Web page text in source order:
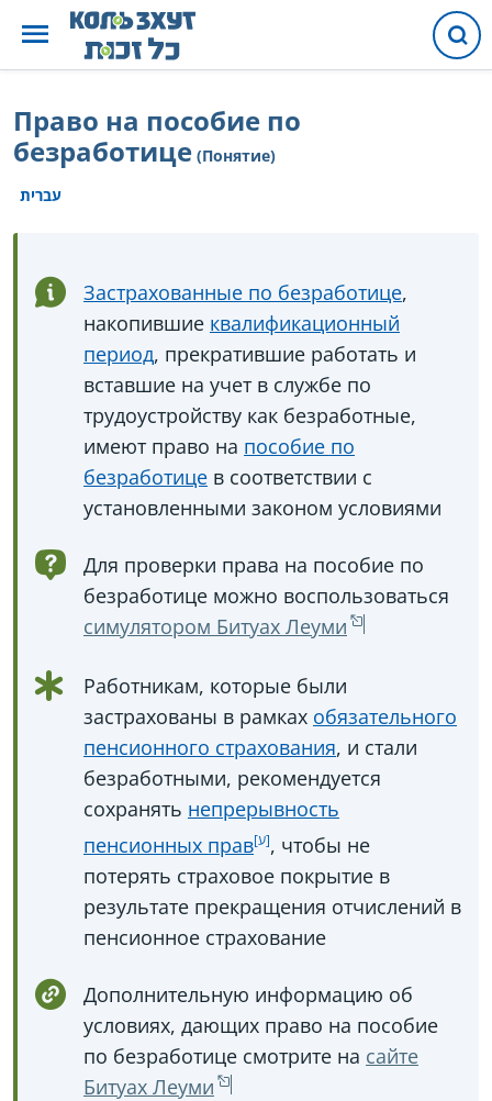
Право на пособие по
безработице (Понятие)
עברית
Застрахованные по безработице,
накопившие квалификационный
период, прекратившие работать и
вставшие на учет в службе по
трудоустройству как безработные,
имеют право на пособие по
безработице в соответствии с
установленными законом условиями
Для проверки права на пособие по
безработице можно воспользоваться
симулятором Битуах Леуми
Работникам, которые были
застрахованы в рамках обязательного
пенсионного страхования, и стали
безработными, рекомендуется
сохранять непрерывность
пенсионных прав
, чтобы не
потерять страховое покрытие в
результате прекращения отчислений в
пенсионное страхование
Дополнительную информацию об
условиях, дающих право на пособие
по безработице смотрите на сайте
Битуах Леуми